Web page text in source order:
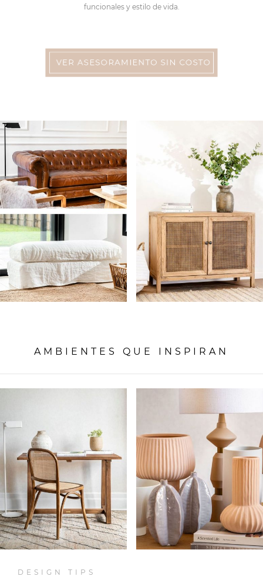
funcionales y estilo de vida.
AMBIENTES QUE INSPIRAN
DESIGN TIPS